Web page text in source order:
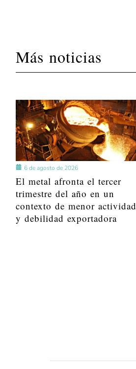
Más noticias
6 de agosto de 2026
El metal afronta el tercer
trimestre del año en un
contexto de menor actividad
y debilidad exportadora